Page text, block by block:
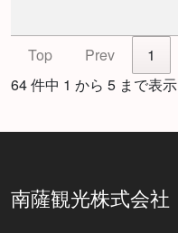
Top Prev 1
64 件中 1 から 5 まで表示
南薩観光株式会社